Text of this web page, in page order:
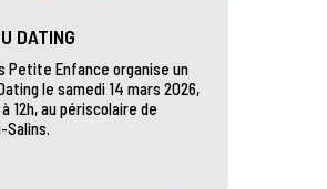
DATING
Petite Enfance organise un
le samedi 14 mars 2026,
12h, au périscolaire de
Salins.